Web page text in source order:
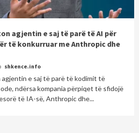
agjentin e saj të parë të AI për
të konkurruar me Anthropic dhe
shkence.info
agjentin e saj të parë të kodimit të
ndërsa kompania përpiqet të sfidojë
të IA-së, Anthropic dhe...